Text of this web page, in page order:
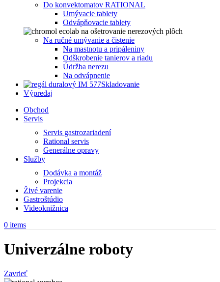
Do konvektomatov RATIONAL
Umývacie tablety
Odvápňovacie tablety
Na ručné umývanie a čistenie
Na mastnotu a pripáleniny
Odškrobenie tanierov a riadu
Údržba nerezu
Na odvápnenie
Skladovanie
Výpredaj
Obchod
Servis
Servis gastrozariadení
Rational servis
Generálne opravy
Služby
Dodávka a montáž
Projekcia
Živé varenie
Gastroštúdio
Videoknižnica
0 items
Univerzálne roboty
Zavrieť